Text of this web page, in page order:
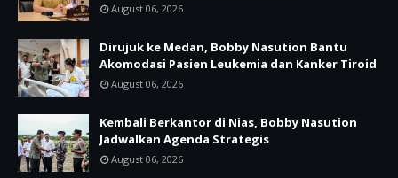
August 06, 2026
Dirujuk ke Medan, Bobby Nasution Bantu
Akomodasi Pasien Leukemia dan Kanker Tiroid
August 06, 2026
Kembali Berkantor di Nias, Bobby Nasution
Jadwalkan Agenda Strategis
August 06, 2026